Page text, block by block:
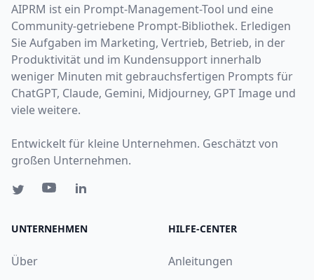
AIPRM ist ein Prompt-Management-Tool und eine
Community-getriebene Prompt-Bibliothek. Erledigen
Sie Aufgaben im Marketing, Vertrieb, Betrieb, in der
Produktivität und im Kundensupport innerhalb
weniger Minuten mit gebrauchsfertigen Prompts für
ChatGPT, Claude, Gemini, Midjourney, GPT Image und
viele weitere.
Entwickelt für kleine Unternehmen. Geschätzt von
großen Unternehmen.
UNTERNEHMEN
Über
HILFE-CENTER
Anleitungen